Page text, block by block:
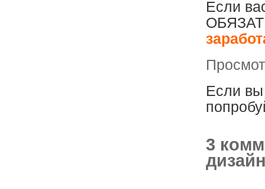
Если
Если вы
3